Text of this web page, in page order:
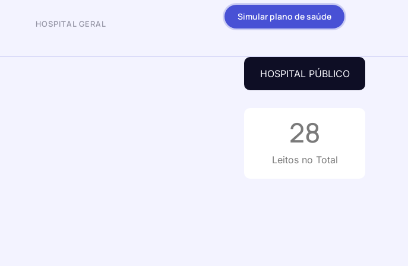
HOSPITAL GERAL
Simular plano de saúde
HOSPITAL PÚBLICO
Leitos no Total
28